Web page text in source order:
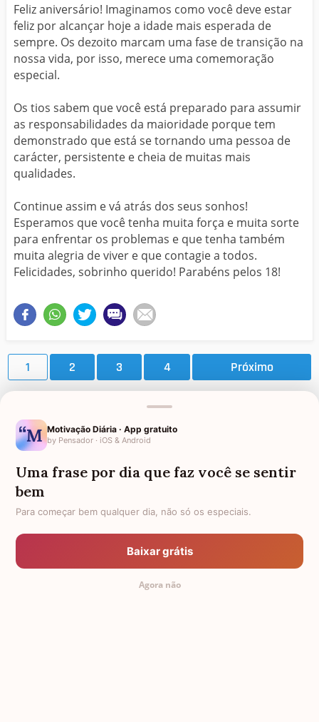
Feliz aniversário! Imaginamos como você deve estar
feliz por alcançar hoje a idade mais esperada de
sempre. Os dezoito marcam uma fase de transição na
nossa vida, por isso, merece uma comemoração
especial.
Os tios sabem que você está preparado para assumir
as responsabilidades da maioridade porque tem
demonstrado que está se tornando uma pessoa de
carácter, persistente e cheia de muitas mais
qualidades.
Continue assim e vá atrás dos seus sonhos!
Esperamos que você tenha muita força e muita sorte
para enfrentar os problemas e que tenha também
muita alegria de viver e que contagie a todos.
Felicidades, sobrinho querido! Parabéns pelos 18!
1 2 3 4 Próximo
4
O Mensagens de Aniversário conta com uma equipe de escritores,
editores, poetas e entusiastas para produzir, organizar e revisar os
conteúdos.
Mensagens Relacionadas
Motivação Diária · App gratuito
by Pensador · iOS & Android
Uma frase por dia que faz você se sentir
bem
Para começar bem qualquer dia, não só os especiais.
Baixar grátis
Agora não